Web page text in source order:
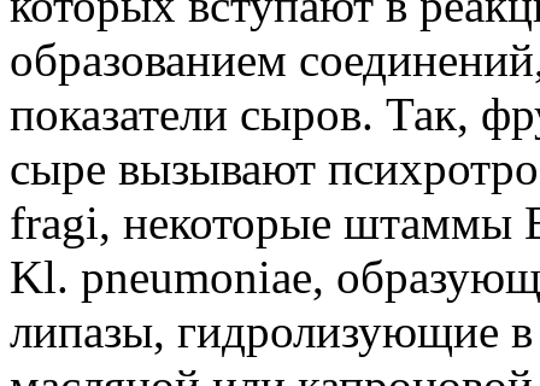
образованием
показатели сыров. Так,
сыре вызывают
fragi, некоторые штаммы
Kl. pneumoniae,
липазы, гидролизующие